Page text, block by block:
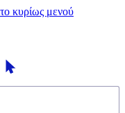
κυρίως μενού